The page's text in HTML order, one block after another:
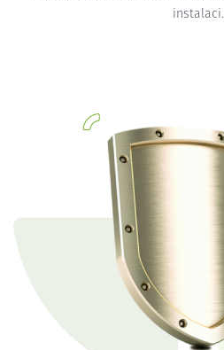
instalaci.